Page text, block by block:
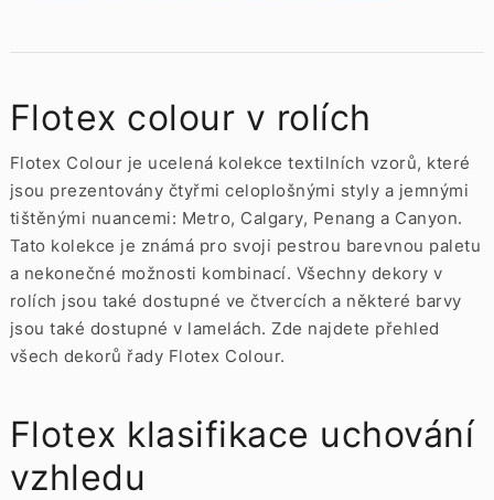
Flotex colour v rolích
Flotex Colour je ucelená kolekce textilních vzorů, které
jsou prezentovány čtyřmi celoplošnými styly a jemnými
tištěnými nuancemi: Metro, Calgary, Penang a Canyon.
Tato kolekce je známá pro svoji pestrou barevnou paletu
a nekonečné možnosti kombinací. Všechny dekory v
rolích jsou také dostupné ve čtvercích a některé barvy
jsou také dostupné v lamelách. Zde najdete přehled
všech dekorů řady Flotex Colour.
Flotex klasifikace uchování
vzhledu